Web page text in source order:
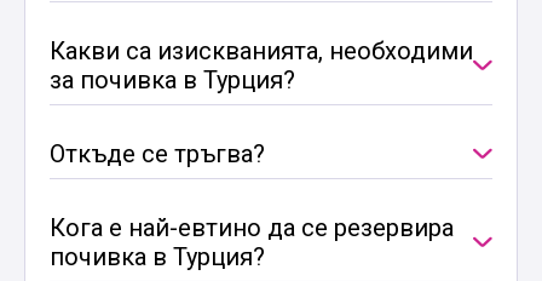
Какви са изискванията, необходими
за почивка в Турция?
Откъде се тръгва?
Кога е най-евтино да се резервира
почивка в Турция?